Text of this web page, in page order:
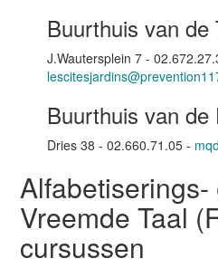
Buurthuis van de
J.Wautersplein 7 -
Buurthuis van de
Dries 38 - 02.660.71.05 -
Vreemde Taal
cursussen